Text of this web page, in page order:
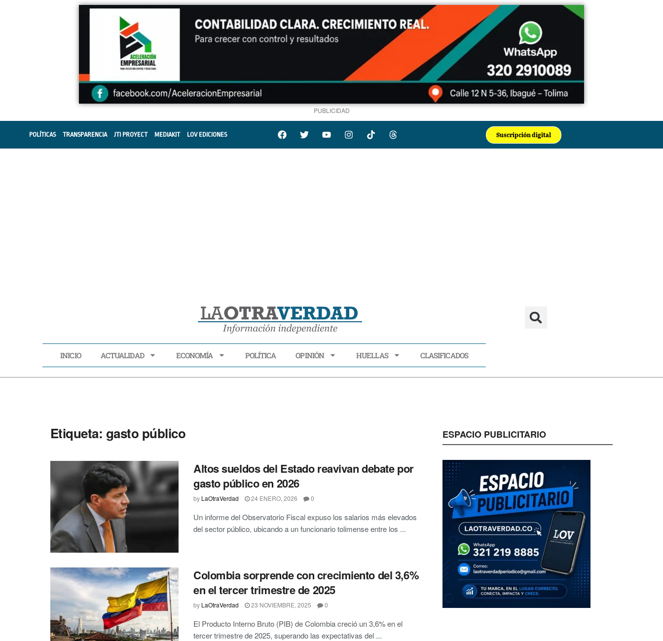
PUBLICIDAD
POLÍTICAS TRANSPARENCIA JTI PROYECT MEDIAKIT LOV EDICIONES Suscripción digital
INICIO ACTUALIDAD ECONOMÍA POLÍTICA OPINIÓN HUELLAS CLASIFICADOS
Etiqueta: gasto público
Altos sueldos del Estado reavivan debate por
gasto público en 2026
by LaOtraVerdad 24 ENERO, 2026 0
Un informe del Observatorio Fiscal expuso los salarios más elevados
del sector público, ubicando a un funcionario tolimense entre los ...
Colombia sorprende con crecimiento del 3,6%
en el tercer trimestre de 2025
by LaOtraVerdad 23 NOVIEMBRE, 2025 0
El Producto Interno Bruto (PIB) de Colombia creció un 3,6% en el
tercer trimestre de 2025, superando las expectativas del ...
ESPACIO PUBLICITARIO